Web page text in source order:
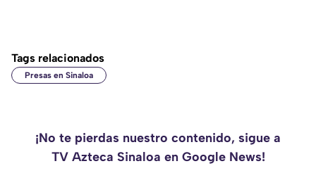
Tags relacionados
Presas en Sinaloa
¡No te pierdas nuestro contenido, sigue a
TV Azteca Sinaloa en Google News!